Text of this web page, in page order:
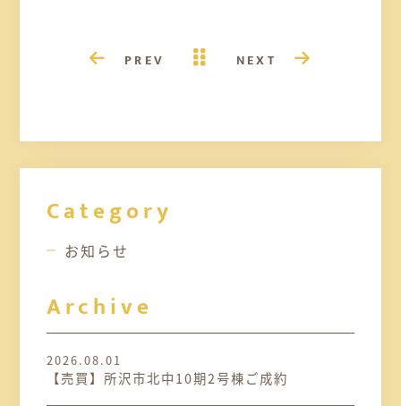
PREV NEXT
Category
お知らせ
Archive
2026.08.01
【売買】所沢市北中10期2号棟ご成約